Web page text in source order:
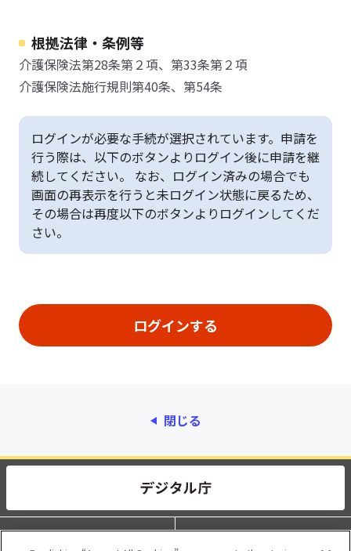
根拠法律・条例等
介護保険法第28条第２項、第33条第２項
介護保険法施行規則第40条、第54条
ログインが必要な手続が選択されています。申請を
行う際は、以下のボタンよりログイン後に申請を継
続してください。 なお、ログイン済みの場合でも
画面の再表示を行うと未ログイン状態に戻るため、
その場合は再度以下のボタンよりログインしてくだ
さい。
閉じる
動作環境 個人情報保護